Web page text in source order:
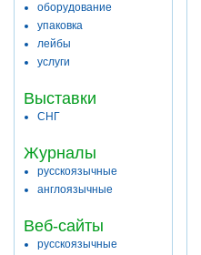
оборудование
упаковка
лейбы
услуги
Выставки
СНГ
Журналы
русскоязычные
англоязычные
Веб-сайты
русскоязычные